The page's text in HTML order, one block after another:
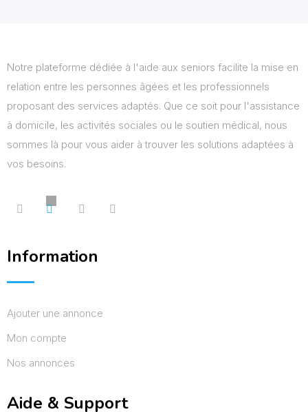
Notre plateforme dédiée à l'aide aux seniors facilite la mise en
relation entre les personnes âgées et les professionnels
proposant des services adaptés. Que ce soit pour l'assistance
à domicile, les activités sociales ou le soutien médical, nous
sommes là pour vous aider à trouver les solutions adaptées à
vos besoins.
Information
Ajouter une annonce
Mon compte
Nos annonces
Aide & Support